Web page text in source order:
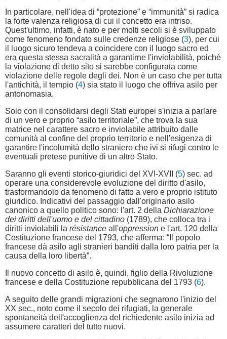
In particolare, nell'idea di “protezione” e “immunità” si radica
la forte valenza religiosa di cui il concetto era intriso.
Quest'ultimo, infatti, è nato e per molti secoli si è sviluppato
come fenomeno fondato sulle credenze religiose (3), per cui
il luogo sicuro tendeva a coincidere con il luogo sacro ed
era questa stessa sacralità a garantirne l'inviolabilità, poiché
la violazione di detto sito si sarebbe configurata come
violazione delle regole degli dei. Non è un caso che per tutta
l'antichità, il tempio (4) sia stato il luogo che offriva asilo per
antonomasia.
Solo con il consolidarsi degli Stati europei s'inizia a parlare
di un vero e proprio “asilo territoriale”, che trova la sua
matrice nel carattere sacro e inviolabile attribuito dalle
comunità al confine del proprio territorio e nell'esigenza di
garantire l'incolumità dello straniero che ivi si rifugi contro le
eventuali pretese punitive di un altro Stato.
Saranno gli eventi storico-giuridici del XVI-XVII (5) sec. ad
operare una considerevole evoluzione del diritto d'asilo,
trasformandolo da fenomeno di fatto a vero e proprio istituto
giuridico. Indicativi del passaggio dall'originario asilo
canonico a quello politico sono: l'art. 2 della Dichiarazione
dei diritti dell'uomo e del cittadino (1789), che colloca tra i
diritti inviolabili la résistance all'oppression e l'art. 120 della
Costituzione francese del 1793, che afferma: “Il popolo
francese dà asilo agli stranieri banditi dalla loro patria per la
causa della loro libertà”.
Il nuovo concetto di asilo è, quindi, figlio della Rivoluzione
francese e della Costituzione repubblicana del 1793 (6).
A seguito delle grandi migrazioni che segnarono l'inizio del
XX sec., noto come il secolo dei rifugiati, la generale
spontaneità dell'accoglienza del richiedente asilo inizia ad
assumere caratteri del tutto nuovi.